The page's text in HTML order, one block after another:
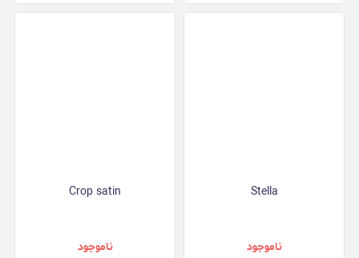
Stella
ناموجود
Crop satin
ناموجود